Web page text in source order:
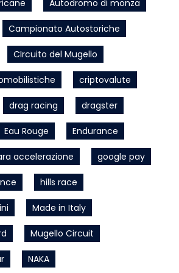
Autodromo di monza
Campionato Autostoriche
CIrcuito del Mugello
criptovalute
drag racing dragster
Eau Rouge Endurance
accelerazione google pay
hills race
Made in Italy
Mugello Circuit
NAKA